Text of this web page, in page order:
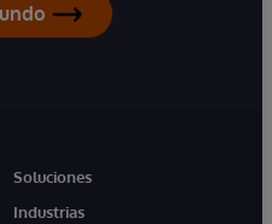
Soluciones
Industrias